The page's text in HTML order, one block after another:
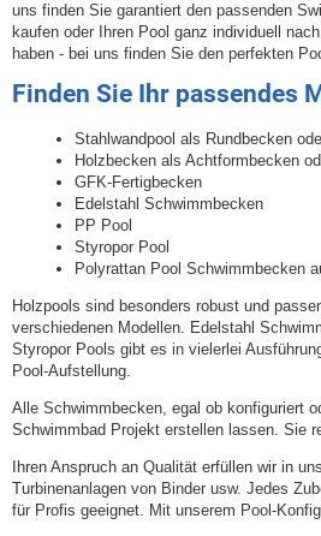
uns finden Sie garantiert den passenden
kaufen oder Ihren Pool ganz individuell
haben - bei uns finden Sie den perfekten
Finden Sie Ihr passendes
Stahlwandpool als Rundbecken
Holzbecken als Achtformbecken
GFK-Fertigbecken
Edelstahl Schwimmbecken
PP Pool
Styropor Pool
Polyrattan Pool Schwimmbecken
Holzpools sind besonders robust und
verschiedenen Modellen. Edelstahl
Styropor Pools gibt es in vielerlei
Pool-Aufstellung.
Alle Schwimmbecken, egal ob konfiguriert
Schwimmbad Projekt erstellen lassen. Sie
Ihren Anspruch an Qualität erfüllen wir in
Turbinenanlagen von Binder usw. Jedes
für Profis geeignet. Mit unserem Pool-